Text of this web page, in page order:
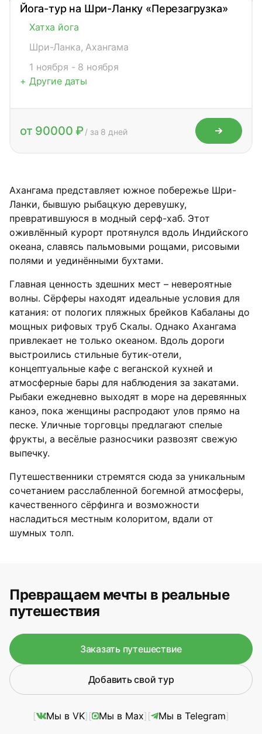
Йога-тур на Шри-Ланку «Перезагрузка»
Хатха йога
Шри-Ланка, Ахангама
1 ноября - 8 ноября
+ Другие даты
от 90000 ₽/ за 8 дней
Ахангама представляет южное побережье Шри-
Ланки, бывшую рыбацкую деревушку,
превратившуюся в модный серф-хаб. Этот
оживлённый курорт протянулся вдоль Индийского
океана, славясь пальмовыми рощами, рисовыми
полями и уединёнными бухтами.
Главная ценность здешних мест – невероятные
волны. Сёрферы находят идеальные условия для
катания: от пологих пляжных брейков Кабаланы до
мощных рифовых труб Скалы. Однако Ахангама
привлекает не только океаном. Вдоль дороги
выстроились стильные бутик-отели,
концептуальные кафе с веганской кухней и
атмосферные бары для наблюдения за закатами.
Рыбаки ежедневно выходят в море на деревянных
каноэ, пока женщины распродают улов прямо на
песке. Уличные торговцы предлагают спелые
фрукты, а весёлые разносчики развозят свежую
выпечку.
Путешественники стремятся сюда за уникальным
сочетанием расслабленной богемной атмосферы,
качественного сёрфинга и возможности
насладиться местным колоритом, вдали от
шумных толп.
Превращаем мечты в реальные
путешествия
Заказать путешествие
Добавить свой тур
Мы в VK Мы в Max Мы в Telegram